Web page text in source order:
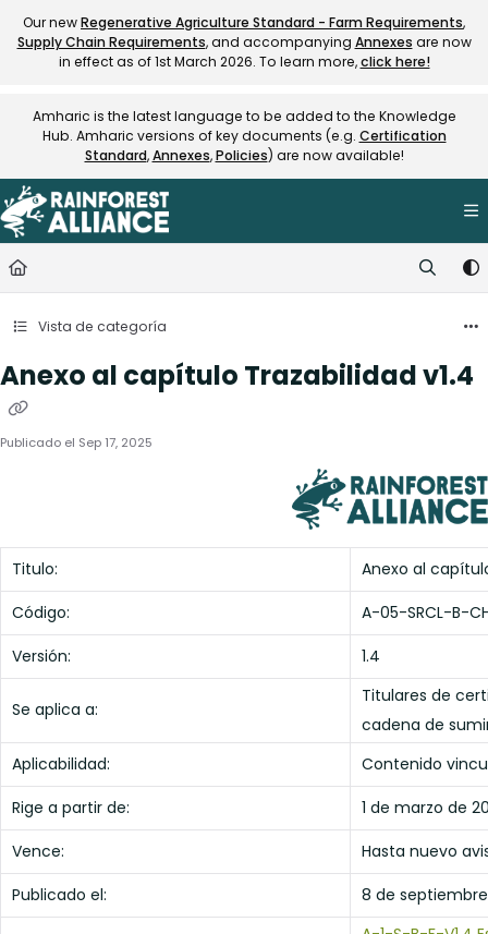
Documentation Index
Fetch the complete documentation index at:https://
Our newRegenerative Agriculture Standard - Farm Requirements,
Supply Chain Requirements, and accompanying Annexes are now
in effect as of 1st March 2026. To learn more,click here!
Amharic is the latest language to be added to the Knowledge
Hub. Amharic versions of key documents (e.g. Certification
Standard,Annexes,Policies) are now available!
Vista de categoría
Anexo al capítulo Trazabilidad v1.4
Publicado el Sep 17, 2025
Titulo:
Anexo al
Código:
A-05-SRCL-B-
Versión:
1.4
Se aplica a:
Titulares de
cadena de
Aplicabilidad:
Contenido
Rige a partir de:
1 de marzo de
Vence:
Hasta nuevo
Publicado el:
8 de